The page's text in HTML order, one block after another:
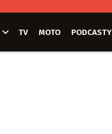
TV MOTO PODCASTY